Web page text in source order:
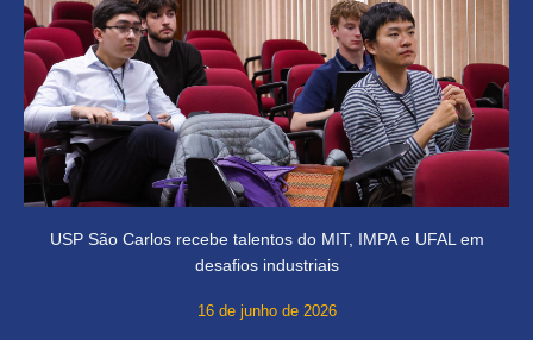
USP São Carlos recebe talentos do MIT, IMPA e UFAL em
desafios industriais
16 de junho de 2026